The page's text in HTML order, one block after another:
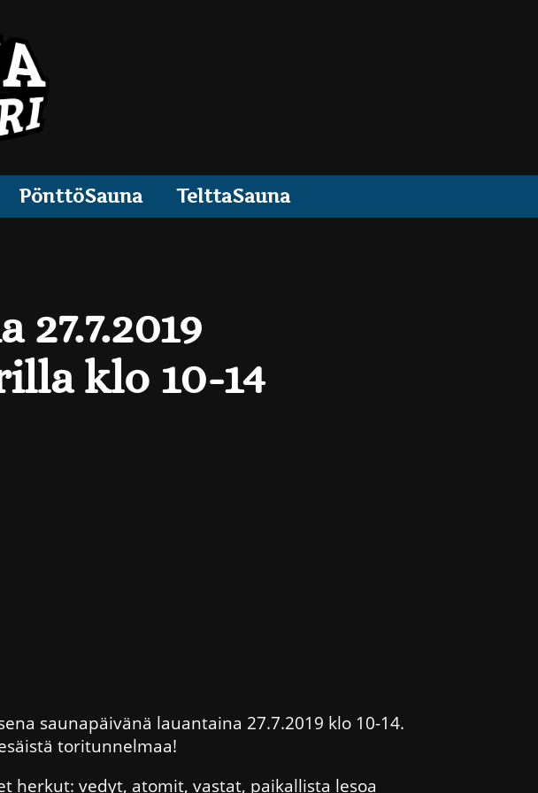
PönttöSauna TelttaSauna
klo 10-14
saunapäivänä lauantaina 27.7.2019 klo 10-14.
toritunnelmaa!
herkut: vedyt, atomit, vastat, paikallista lesoa